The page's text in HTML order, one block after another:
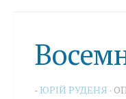
- ЮРІЙ РУДЕНЯ ·